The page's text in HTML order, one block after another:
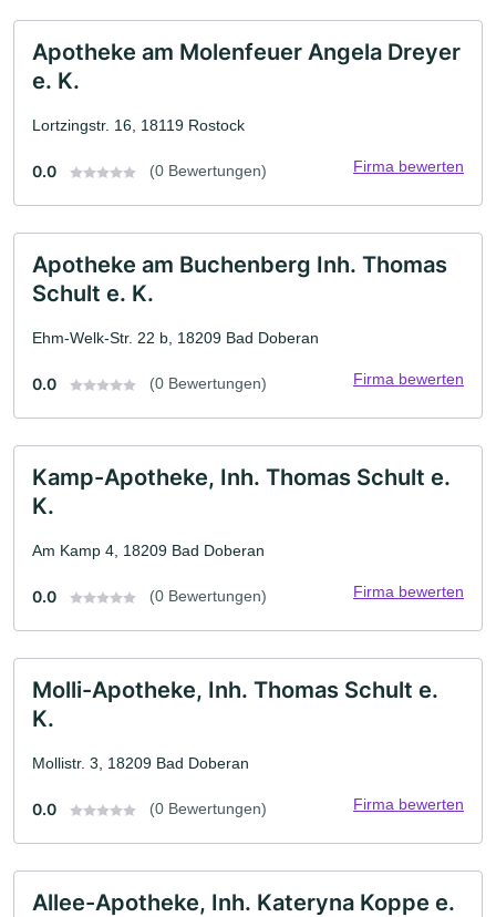
Apotheke am Molenfeuer Angela Dreyer
e. K.
Lortzingstr. 16, 18119 Rostock
0.0 (0 Bewertungen) Firma bewerten
Apotheke am Buchenberg Inh. Thomas
Schult e. K.
Ehm-Welk-Str. 22 b, 18209 Bad Doberan
0.0 (0 Bewertungen) Firma bewerten
Kamp-Apotheke, Inh. Thomas Schult e.
K.
Am Kamp 4, 18209 Bad Doberan
0.0 (0 Bewertungen) Firma bewerten
Molli-Apotheke, Inh. Thomas Schult e.
K.
Mollistr. 3, 18209 Bad Doberan
0.0 (0 Bewertungen) Firma bewerten
Allee-Apotheke, Inh. Kateryna Koppe e.